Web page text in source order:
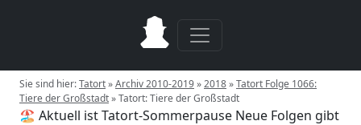
Sie sind hier:Tatort»Archiv 2010-2019»2018»Tatort Folge 1066:
Tiere der Großstadt»Tatort: Tiere der Großstadt
🏖️ Aktuell ist Tatort-Sommerpause Neue Folgen gibt